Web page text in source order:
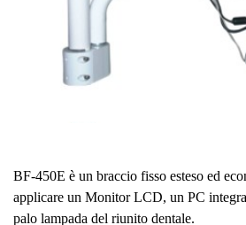
BF-450E è un braccio fisso esteso ed
applicare un Monitor LCD, un PC
palo lampada del riunito dentale.